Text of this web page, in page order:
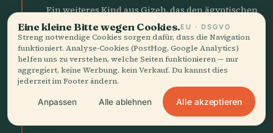
Ein weiteres Kind aus Gizeh, das den ägyptischen
Sound neu formen sollte. Der Sänger wuchs
damit auf, sowohl den Gebetsruf als auch die
fernen Touristenbusse zu hören. Jahre später
dröhnten seine Mahraganat-Beats aus
Autolautsprechern, die nachts das Plateau
umkreisten – ein neuer Rhythmus, geschichtet
über viereinhalbtausend Jahre Stille.
Eine kleine Bitte wegen Cookies.EU · DSGVO
Streng notwendige Cookies sorgen dafür, dass die Navigation
funktioniert. Analyse-Cookies (PostHog, Google Analytics)
helfen uns zu verstehen, welche Seiten funktionieren — nur
aggregiert, keine Werbung, kein Verkauf. Du kannst dies
jederzeit im Footer ändern.
Anpassen Alle ablehnen Alle akzeptieren